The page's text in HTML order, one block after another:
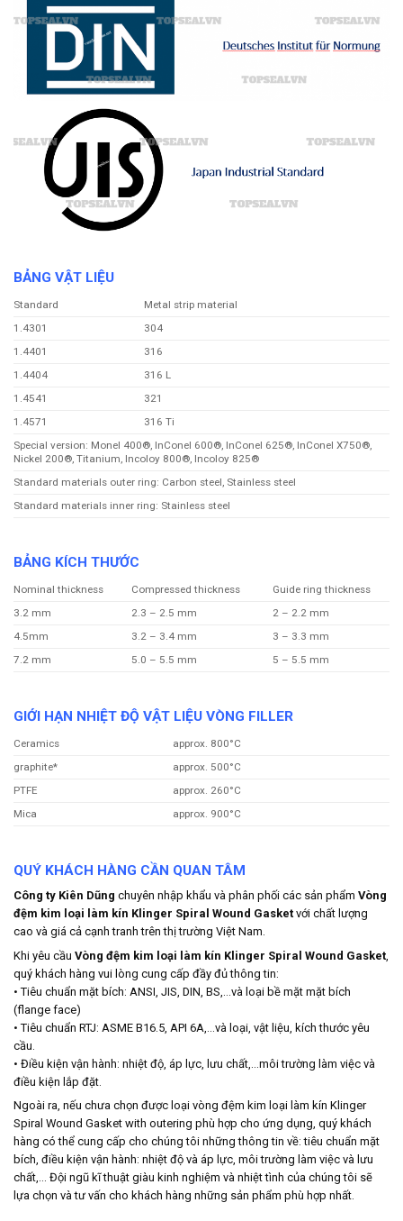
BẢNG VẬT LIỆU
Standard
Metal strip material
1.4301
304
1.4401
316
1.4404
316 L
1.4541
321
1.4571
316 Ti
Special version: Monel 400®, InConel 600®, InConel 625®, InConel X750®,
Nickel 200®, Titanium, Incoloy 800®, Incoloy 825®
Standard materials outer ring: Carbon steel, Stainless steel
Standard materials inner ring: Stainless steel
BẢNG KÍCH THƯỚC
Nominal thickness Compressed thickness
Guide ring thickness
3.2 mm
2.3 – 2.5 mm
2 – 2.2 mm
4.5mm
3.2 – 3.4 mm
3 – 3.3 mm
7.2 mm
5.0 – 5.5 mm 5 – 5.5 mm
GIỚI HẠN NHIỆT ĐỘ VẬT LIỆU VÒNG FILLER
Ceramics
approx. 800°C
graphite*
approx. 500°C
PTFE
approx. 260°C
Mica
approx. 900°C
QUÝ KHÁCH HÀNG CẦN QUAN TÂM
Công ty Kiên Dũng chuyên nhập khẩu và phân phối các sản phẩm Vòng
đệm kim loại làm kín Klinger Spiral Wound Gasket với chất lượng
cao và giá cả cạnh tranh trên thị trường Việt Nam.
Khi yêu cầu Vòng đệm kim loại làm kín Klinger Spiral Wound Gasket
quý khách hàng vui lòng cung cấp đầy đủ thông tin:
• Tiêu chuẩn mặt bích: ANSI, JIS, DIN, BS,…và loại bề mặt mặt bích
(flange face)
• Tiêu chuẩn RTJ: ASME B16.5, API 6A,…và loại, vật liệu, kích thước yêu
cầu.
• Điều kiện vận hành: nhiệt độ, áp lực, lưu chất,…môi trường làm việc và
điều kiện lắp đặt.
Ngoài ra, nếu chưa chọn được loại vòng đệm kim loại làm kín Klinger
Spiral Wound Gasket with outering phù hợp cho ứng dụng, quý khách
hàng có thể cung cấp cho chúng tôi những thông tin về: tiêu chuẩn mặt
bích, điều kiện vận hành: nhiệt độ và áp lực, môi trường làm việc và lưu
chất,… Đội ngũ kĩ thuật giàu kinh nghiệm và nhiệt tình của chúng tôi sẽ
lựa chọn và tư vấn cho khách hàng những sản phẩm phù hợp nhất.